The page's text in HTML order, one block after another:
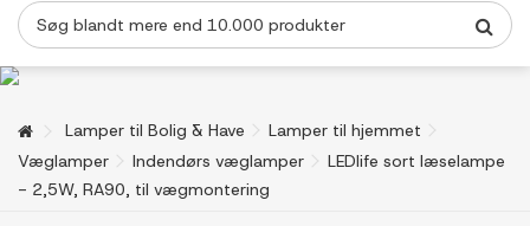
Lamper til Bolig & Have
Lamper til hjemmet
Væglamper
Indendørs væglamper
LEDlife sort læselampe
- 2,5W, RA90, til vægmontering